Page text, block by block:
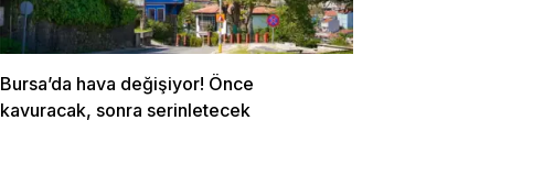
Bursa’da hava değişiyor! Önce
kavuracak, sonra serinletecek